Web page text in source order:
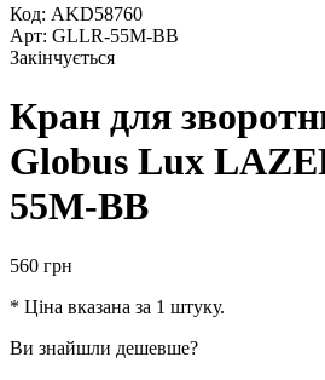
Код: AKD58760
Арт: GLLR-55M-BB
Закінчується
Кран для
Globus Lux
55M-BB
560 грн
* Ціна вказана за 1 штуку.
Ви знайшли дешевше?